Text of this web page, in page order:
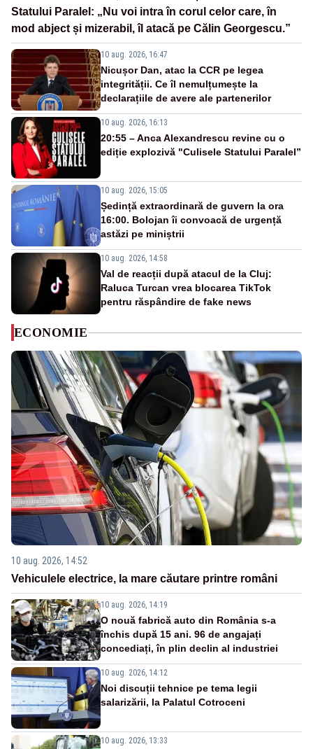
Statului Paralel: „Nu voi intra în corul celor care, în
mod abject și mizerabil, îl atacă pe Călin Georgescu.”
10 aug. 2026, 16:47
Nicușor Dan, atac la CCR pe legea
integrității. Ce îl nemulțumește la
declarațiile de avere ale partenerilor
10 aug. 2026, 16:13
20:55 – Anca Alexandrescu revine cu o
ediție explozivă "Culisele Statului Paralel”
10 aug. 2026, 15:05
Ședință extraordinară de guvern la ora
16:00. Bolojan îi convoacă de urgență
astăzi pe miniștrii
10 aug. 2026, 14:58
Val de reacții după atacul de la Cluj:
Raluca Turcan vrea blocarea TikTok
pentru răspândire de fake news
ECONOMIE
10 aug. 2026, 14:52
Vehiculele electrice, la mare căutare printre români
10 aug. 2026, 14:19
O nouă fabrică auto din România s-a
închis după 15 ani. 96 de angajați
concediați, în plin declin al industriei
10 aug. 2026, 14:12
Noi discuții tehnice pe tema legii
salarizării, la Palatul Cotroceni
10 aug. 2026, 13:33